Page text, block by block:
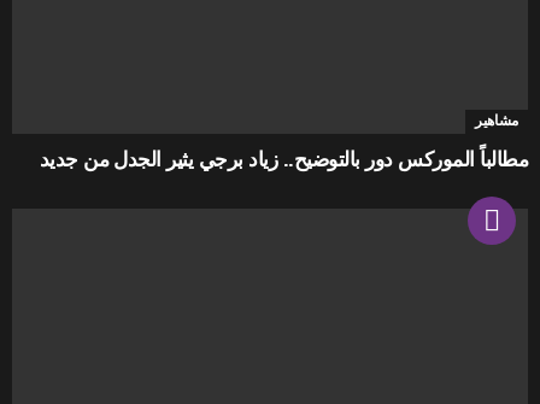
مشاهير
مطالباً الموركس دور بالتوضيح.. زياد برجي يثير الجدل من جديد